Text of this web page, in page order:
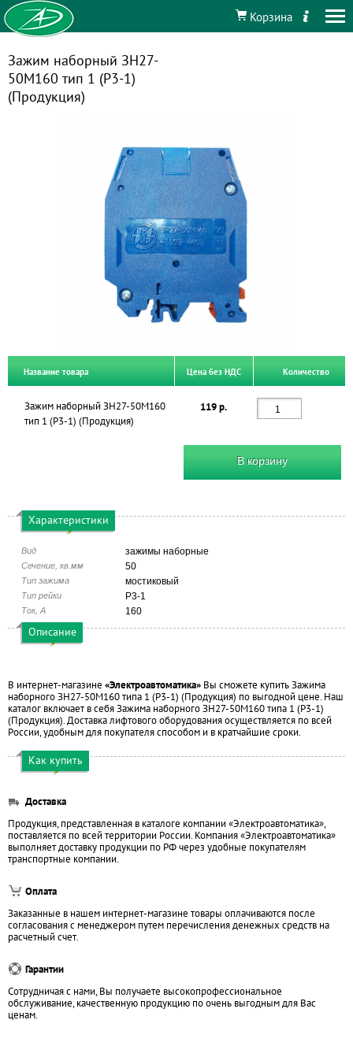
Корзина
Зажим наборный ЗН27-
50М160 тип 1 (Р3-1)
(Продукция)
Название товара Цена без НДС Количество
Зажим наборный ЗН27-50М160
тип 1 (Р3-1) (Продукция)
119 р.
В корзину
Характеристики
Вид зажимы наборные
Сечение, кв.мм 50
Тип зажима мостиковый
Тип рейки Р3-1
Ток, А 160
Описание
В интернет-магазине «Электроавтоматика» Вы сможете купить Зажима
наборного ЗН27-50М160 типа 1 (Р3-1) (Продукция) по выгодной цене. Наш
каталог включает в себя Зажима наборного ЗН27-50М160 типа 1 (Р3-1)
(Продукция). Доставка лифтового оборудования осуществляется по всей
России, удобным для покупателя способом и в кратчайшие сроки.
Как купить
Доставка
Продукция, представленная в каталоге компании «Электроавтоматика»,
поставляется по всей территории России. Компания «Электроавтоматика»
выполняет доставку продукции по РФ через удобные покупателям
транспортные компании.
Оплата
Заказанные в нашем интернет-магазине товары оплачиваются после
согласования с менеджером путем перечисления денежных средств на
расчетный счет.
Гарантии
Сотрудничая с нами, Вы получаете высокопрофессиональное
обслуживание, качественную продукцию по очень выгодным для Вас
ценам.